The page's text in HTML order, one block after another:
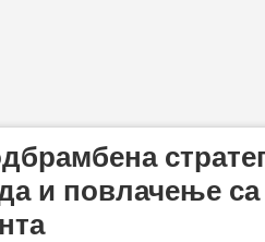
и повлачење са